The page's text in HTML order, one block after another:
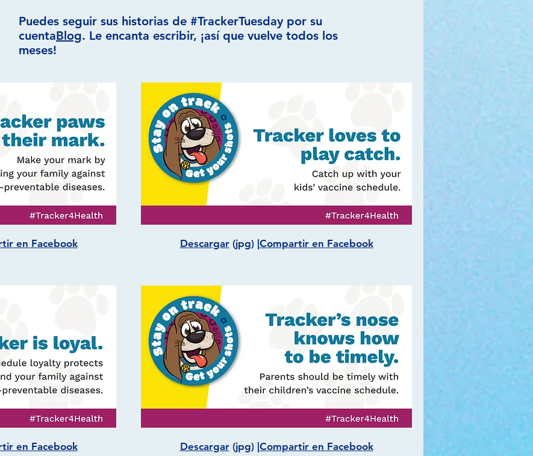
Puedes seguir sus historias de #TrackerTuesday por su
cuentaBlog. Le encanta escribir, ¡así que vuelve todos los
meses!
en Facebook Descargar(jpg) | Compartir en Facebook
en Facebook Descargar(jpg) | Compartir en Facebook